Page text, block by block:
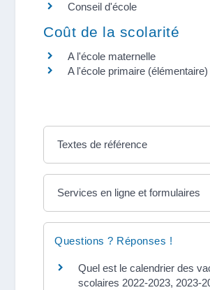
Conseil d'école
Coût de la scolarité
A l'école maternelle
A l'école primaire (élémentaire)
Textes de référence
Services en ligne et formulaires
Questions ? Réponses !
Quel est le calendrier des
scolaires 2022-2023, 2023-